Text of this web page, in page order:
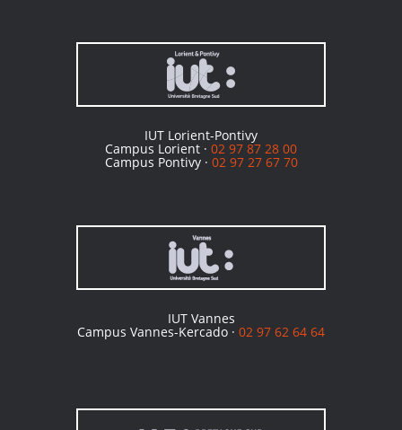
IUT Lorient-Pontivy
Campus Lorient · 02 97 87 28 00
Campus Pontivy · 02 97 27 67 70
IUT Vannes
Campus Vannes-Kercado · 02 97 62 64 64